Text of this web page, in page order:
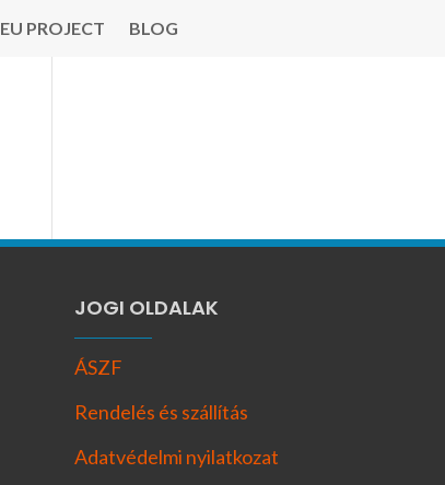
EU PROJECT BLOG
JOGI OLDALAK
ÁSZF
Rendelés és szállítás
Adatvédelmi nyilatkozat